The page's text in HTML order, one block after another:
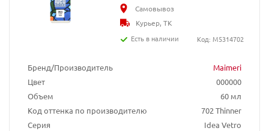
Бренд/Производитель
Maimeri
Цвет
000000
Объем
60 мл
Код оттенка по производителю
702 Thinner
Серия
Idea Vetro
Самовывоз
Курьер, ТК
Есть в наличии
Код: M5314702